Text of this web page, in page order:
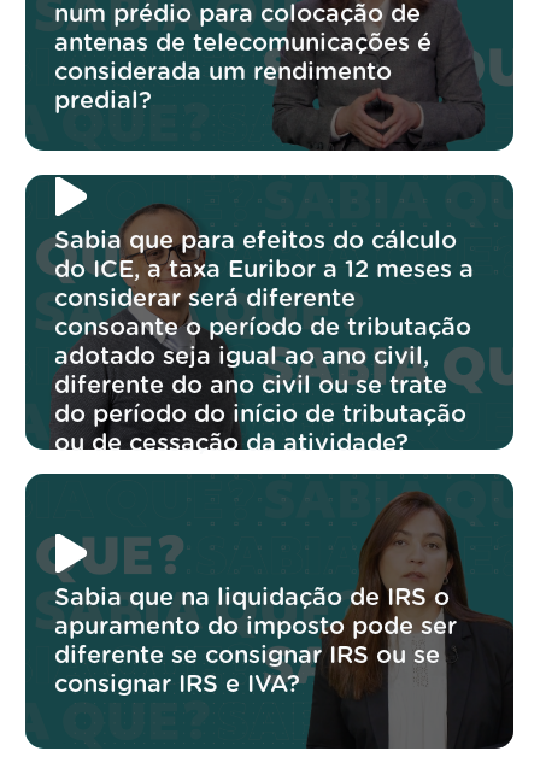
num prédio para colocação de
antenas de telecomunicações é
considerada um rendimento
predial?
Sabia que para efeitos do cálculo
do ICE, a taxa Euribor a 12 meses a
considerar será diferente
consoante o período de tributação
adotado seja igual ao ano civil,
diferente do ano civil ou se trate
do período do início de tributação
ou de cessação da atividade?
Sabia que na liquidação de IRS o
apuramento do imposto pode ser
diferente se consignar IRS ou se
consignar IRS e IVA?